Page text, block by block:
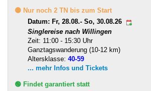
🟡 Nur noch 2 TN bis zum Start
Datum: Fr, 28.08.- So, 30.08.26
Singlereise nach Willingen
Zeit: 11:00 - 15:30 Uhr
Ganztagswanderung (10-12 km)
Altersklasse: 40-59
... mehr Infos und Tickets
🟢 Findet garantiert statt